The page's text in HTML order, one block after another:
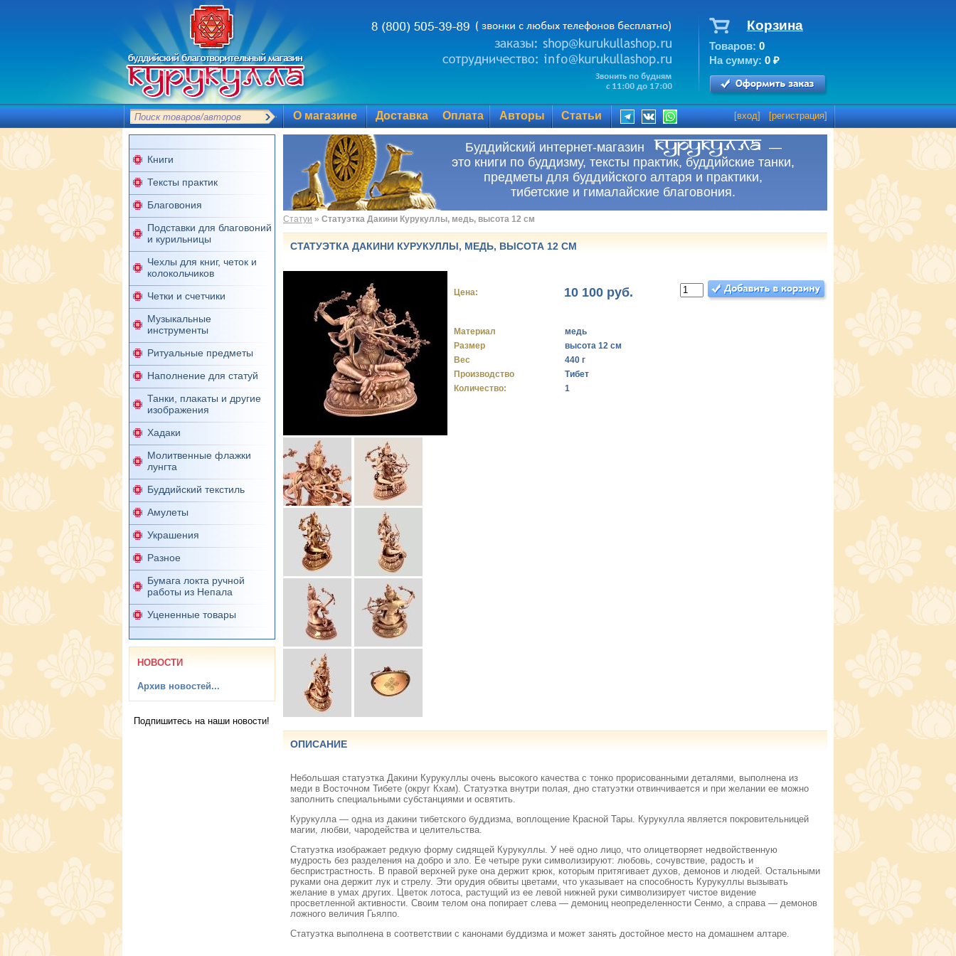
Корзина
Товаров: 0
На сумму: 0 ₽
О магазине Доставка Оплата Авторы Статьи [вход] [регистрация]
Книги
Тексты практик
Благовония
Подставки для благовоний
и курильницы
Чехлы для книг, четок и
колокольчиков
Четки и счетчики
Музыкальные
инструменты
Ритуальные предметы
Наполнение для статуй
Танки, плакаты и другие
изображения
Хадаки
Молитвенные флажки
лунгта
Буддийский текстиль
Амулеты
Украшения
Разное
Бумага локта ручной
работы из Непала
Уцененные товары
НОВОСТИ
Архив новостей...
Подпишитесь на наши новости!
Буддийский интернет-магазин —
это книги по буддизму, тексты практик, буддийские танки,
предметы для буддийского алтаря и практики,
тибетские и гималайские благовония.
Статуи » Статуэтка Дакини Курукуллы, медь, высота 12 см
СТАТУЭТКА ДАКИНИ КУРУКУЛЛЫ, МЕДЬ, ВЫСОТА 12 СМ
Цена: 10 100 руб.
Материал
медь
Размер
высота 12 см
Вес
440 г
Производство
Тибет
Количество:
1
ОПИСАНИЕ
Небольшая статуэтка Дакини Курукуллы очень высокого качества с тонко прорисованными деталями, выполнена из
меди в Восточном Тибете (округ Кхам). Статуэтка внутри полая, дно статуэтки отвинчивается и при желании ее можно
заполнить специальными субстанциями и освятить.
Курукулла — одна из дакини тибетского буддизма, воплощение Красной Тары. Курукулла является покровительницей
магии, любви, чародейства и целительства.
Статуэтка изображает редкую форму сидящей Курукуллы. У неё одно лицо, что олицетворяет недвойственную
мудрость без разделения на добро и зло. Ее четыре руки символизируют: любовь, сочувствие, радость и
беспристрастность. В правой верхней руке она держит крюк, которым притягивает духов, демонов и людей. Остальными
руками она держит лук и стрелу. Эти орудия обвиты цветами, что указывает на способность Курукуллы вызывать
желание в умах других. Цветок лотоса, растущий из ее левой нижней руки символизирует чистое видение
просветленной активности. Своим телом она попирает слева — демониц неопределенности Сенмо, а справа — демонов
ложного величия Гьялпо.
Статуэтка выполнена в соответствии с канонами буддизма и может занять достойное место на домашнем алтаре.